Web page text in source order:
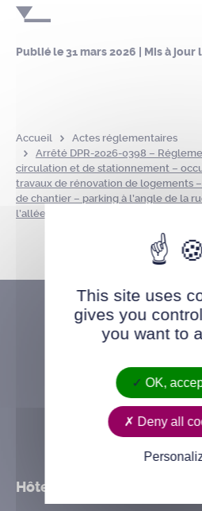
Publié le31 mars 2026 | Mis à jour
Accueil
Actes réglementaires
Arrêté DPR-2026-0398 –
circulation et de stationnement –
travaux de rénovation de logements
de chantier – parking à l’angle de la
l’allée Louise Michel – du 07 avril 2026
Hôtel de ville
This site uses
gives you
you want to
OK,
Deny all